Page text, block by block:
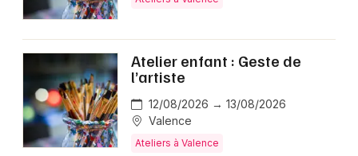
Atelier enfant : Geste de
l’artiste
12/08/2026 → 13/08/2026
Valence
Ateliers à Valence